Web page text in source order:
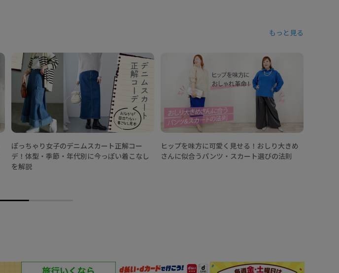
もっと見る
ぽっちゃり女子のデニムスカート正解コー
デ！体型・季節・年代別に今っぽい着こなし
を解説
ヒップを味方に可愛く見せる！おしり大きめ
さんに似合うパンツ・スカート選びの法則